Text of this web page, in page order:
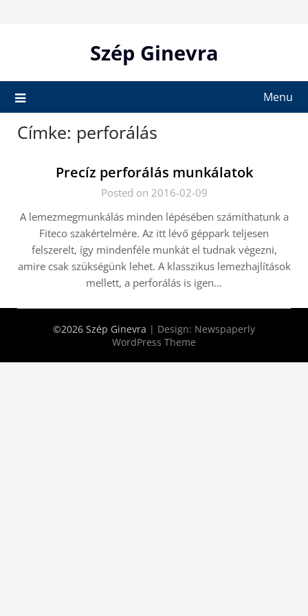
Szép Ginevra
Menu
Címke: perforálás
Precíz perforálás munkálatok
Posted on 2016-02-09
A lemezmegmunkálás minden lépésében számíthatunk a
Fiteco szakértelmére. Az itt lévő géppark teljesen
felszerelt, így mindenféle munkát el tudnak végezni,
amire csak szükségünk lehet. A klasszikus lemezhajlítások
mellett, a perforálás is igen…
©2026 Szép Ginevra | Design: Newspaperly
WordPress Theme